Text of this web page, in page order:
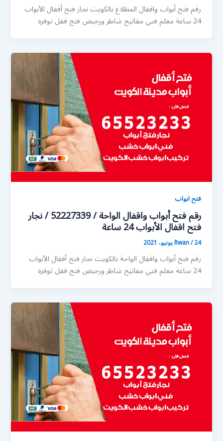
رقم فتح أبواب واقفال المطلاع بالكويت نجار فتح أقفال الأبواب
24 ساعة معلم فني مفاتيح شاطر ورخيص فتح قفل توفره
فتح ابواب
رقم فتح أبواب واقفال الواحة / 52227339 / نجار
فتح اقفال الأبواب 24 ساعة
Rwan/24 يونيو، 2021
رقم فتح أبواب واقفال الواحة بالكويت نجار فتح أقفال الأبواب
24 ساعة معلم فني مفاتيح شاطر ورخيص فتح قفل توفره